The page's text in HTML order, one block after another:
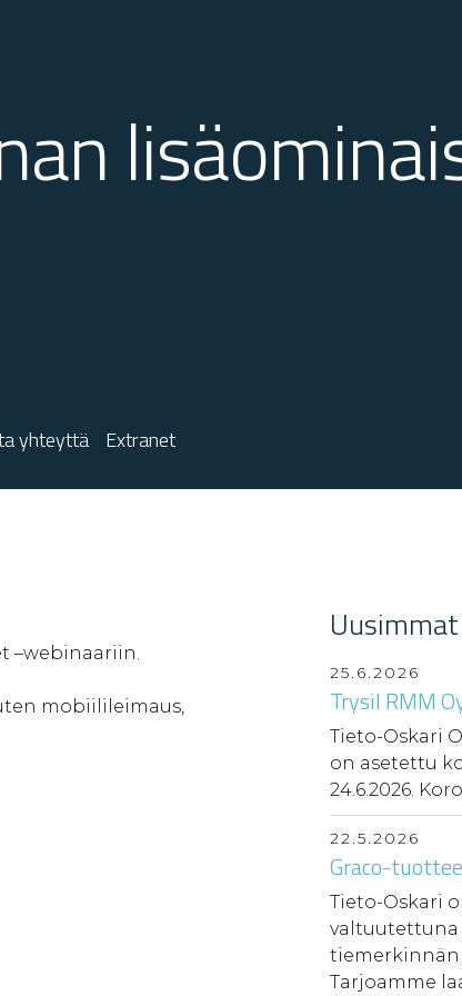
yhteyttä Extranet
–webinaariin.
mobiilileimaus,
25.6.2026
Trysil RMM
Tieto-Oskari
on asetettu
24.6.2026.
22.5.2026
Graco-
Tieto-Oskari
valtuutettuna
tiemerkinnän
Tarjoamme